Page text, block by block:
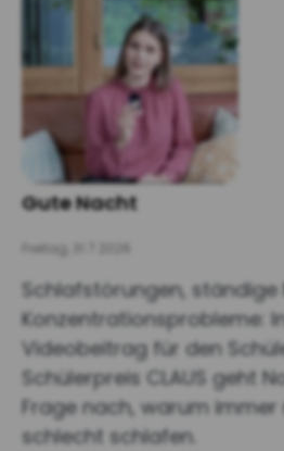
Gute Nacht
Freitag, 31.7.2026
Schlafstörungen, ständige
Konzentrationsprobleme:
Videobeitrag für den
Schülerpreis CLAUS geht
Frage nach, warum
schlecht schlafen.